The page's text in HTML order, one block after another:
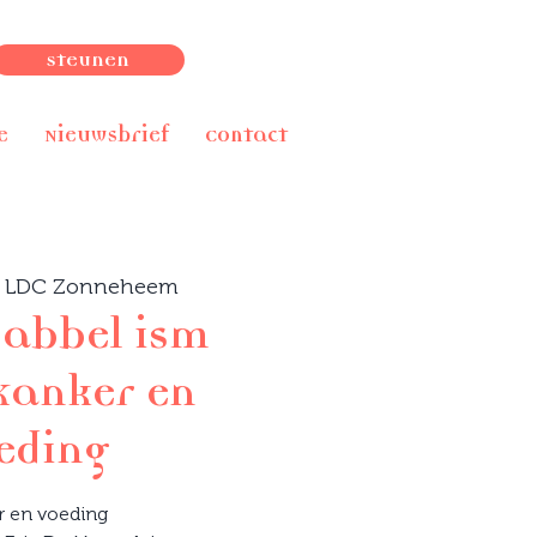
Steunen
Nieuwsbrief Contact
LDC Zonneheem
ism
en
en voeding